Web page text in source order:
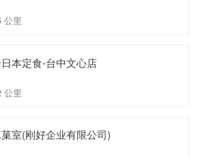
公里
本定食-台中文心店
公里
室(刚好企业有限公司)